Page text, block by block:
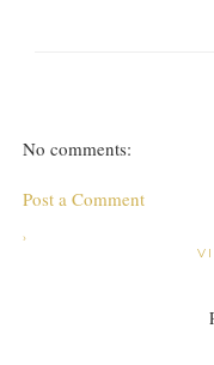
No comments:
Post a Comment
›